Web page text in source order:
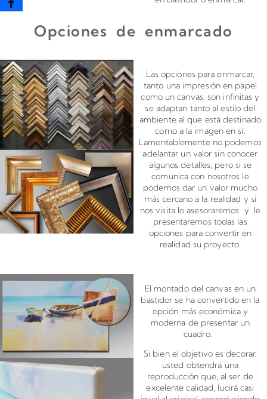
Opciones de enmarcado
Las opciones para enmarcar,
tanto una impresión en papel
como un canvas, son infinitas y
se adaptan tanto al estilo del
ambiente al que está destinado
como a la imagen en sí.
Lamentablemente no podemos
adelantar un valor sin conocer
algunos detalles, pero si se
comunica con nosotros le
podemos dar un valor mucho
más cercano a la realidad y si
nos visita lo asesoraremos y le
presentaremos todas las
opciones para convertir en
realidad su proyecto.
El montado del canvas en un
bastidor se ha convertido en la
opción más económica y
moderna de presentar un
cuadro.
Si bien el objetivo es decorar,
usted obtendrá una
reproducción que, al ser de
excelente calidad, lucirá casi